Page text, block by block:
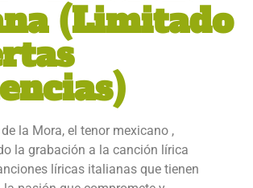
(Limitado
la Mora, el tenor mexicano ,
la grabación a la canción lírica
líricas italianas que tienen